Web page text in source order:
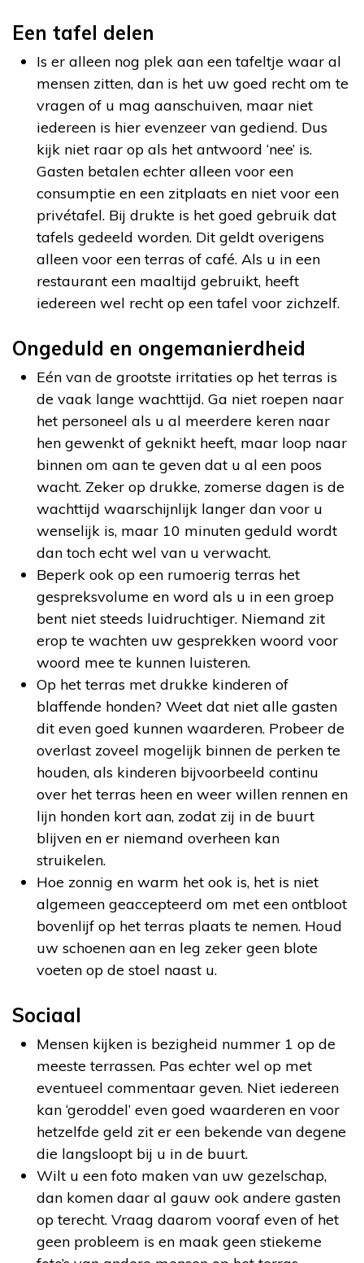
Een tafel delen
Is er alleen nog plek aan een tafeltje waar al
mensen zitten, dan is het uw goed recht om te
vragen of u mag aanschuiven, maar niet
iedereen is hier evenzeer van gediend. Dus
kijk niet raar op als het antwoord ‘nee’ is.
Gasten betalen echter alleen voor een
consumptie en een zitplaats en niet voor een
privétafel. Bij drukte is het goed gebruik dat
tafels gedeeld worden. Dit geldt overigens
alleen voor een terras of café. Als u in een
restaurant een maaltijd gebruikt, heeft
iedereen wel recht op een tafel voor zichzelf.
Ongeduld en ongemanierdheid
Eén van de grootste irritaties op het terras is
de vaak lange wachttijd. Ga niet roepen naar
het personeel als u al meerdere keren naar
hen gewenkt of geknikt heeft, maar loop naar
binnen om aan te geven dat u al een poos
wacht. Zeker op drukke, zomerse dagen is de
wachttijd waarschijnlijk langer dan voor u
wenselijk is, maar 10 minuten geduld wordt
dan toch echt wel van u verwacht.
Beperk ook op een rumoerig terras het
gespreksvolume en word als u in een groep
bent niet steeds luidruchtiger. Niemand zit
erop te wachten uw gesprekken woord voor
woord mee te kunnen luisteren.
Op het terras met drukke kinderen of
blaffende honden? Weet dat niet alle gasten
dit even goed kunnen waarderen. Probeer de
overlast zoveel mogelijk binnen de perken te
houden, als kinderen bijvoorbeeld continu
over het terras heen en weer willen rennen en
lijn honden kort aan, zodat zij in de buurt
blijven en er niemand overheen kan
struikelen.
Hoe zonnig en warm het ook is, het is niet
algemeen geaccepteerd om met een ontbloot
bovenlijf op het terras plaats te nemen. Houd
uw schoenen aan en leg zeker geen blote
voeten op de stoel naast u.
Sociaal
Mensen kijken is bezigheid nummer 1 op de
meeste terrassen. Pas echter wel op met
eventueel commentaar geven. Niet iedereen
kan ‘geroddel’ even goed waarderen en voor
hetzelfde geld zit er een bekende van degene
die langsloopt bij u in de buurt.
Wilt u een foto maken van uw gezelschap,
dan komen daar al gauw ook andere gasten
op terecht. Vraag daarom vooraf even of het
geen probleem is en maak geen stiekeme